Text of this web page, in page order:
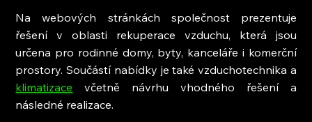
Na webových stránkách společnost prezentuje
řešení v oblasti rekuperace vzduchu, která jsou
určena pro rodinné domy, byty, kanceláře i komerční
klimatizace včetně návrhu vhodného řešení a
následné realizace.